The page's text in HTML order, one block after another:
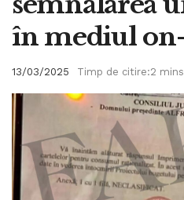
în mediul
13/03/2025 Timp de citire:2